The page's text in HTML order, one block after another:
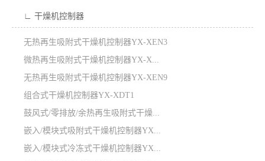
∟ 干燥机控制器
无热再生吸附式干燥机控制器YX-XEN3
微热再生吸附式干燥机控制器YX-X...
无热再生吸附式干燥机控制器YX-XEN9
组合式干燥机控制器YX-XDT1
鼓风式/零排放/余热再生吸附式干燥...
嵌入/模块式吸附式干燥机控制器YX...
嵌入/模块式冷冻式干燥机控制器YX...